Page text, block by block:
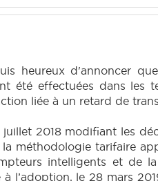
heureux d'annoncer
été effectuées dans les
liée à un retard de
2018 modifiant les
méthodologie tarifaire
intelligents et de
l’adoption, le 28 mars